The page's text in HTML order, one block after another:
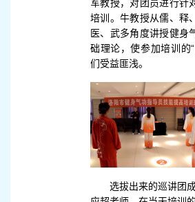
军教授，对团员进行针
培训。牛教授从儒、释
医、武多角度讲授健身
础理论，使参加培训的
们受益匪浅。
选拔出来的巡讲团